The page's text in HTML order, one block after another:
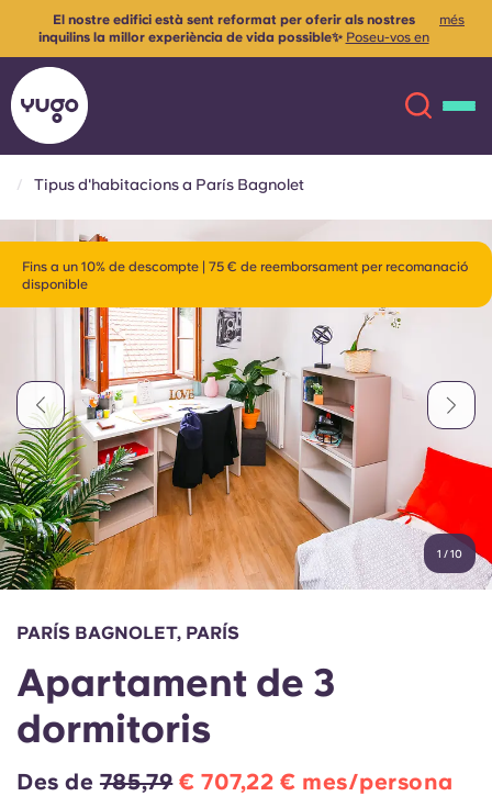
Sobre
Ubicacions
Compte Llengua
English (GB)
English (US)
Chinese
Español
Selecciona un país
Inicia la sessió
Reserva ara
Chinese Español
Català Deutsch
Italian French
Portuguese
El nostre edifici està sent reformat per oferir als nostres
inquilins la millor experiència de vida possible✨ Poseu-vos en
contacte amb nosaltres per a més informació
més
Tipus d'habitacions a París Bagnolet
Fins a un 10% de descompte | 75 € de reemborsament per recomanació
disponible
1 /10
PARÍS BAGNOLET, PARÍS
Apartament de 3
dormitoris
Des de 785,79 € 707,22 € mes/persona